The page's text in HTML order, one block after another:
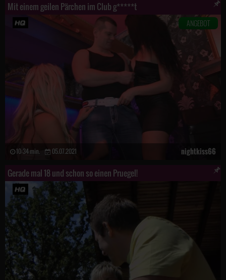
Mit einem geilen Pärchen im Club g*****t
ANGEBOT
10:34 min. 05.07.2021 nightkiss66
Gerade mal 18 und schon so einen Pruegel!